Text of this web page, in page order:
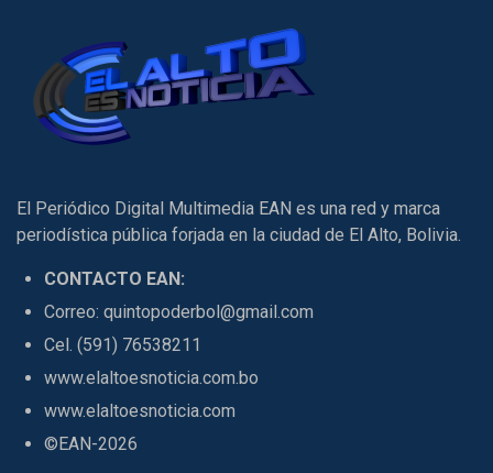
El Periódico Digital Multimedia EAN es una red y marca
periodística pública forjada en la ciudad de El Alto, Bolivia.
CONTACTO EAN:
Correo: quintopoderbol@gmail.com
Cel. (591) 76538211
www.elaltoesnoticia.com.bo
www.elaltoesnoticia.com
©EAN-2026